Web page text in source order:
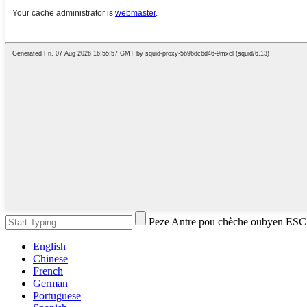
Peze Antre pou chèche oubyen
English
Chinese
French
German
Portuguese